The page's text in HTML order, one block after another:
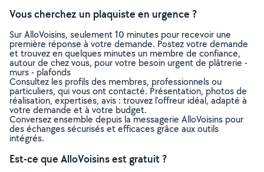
Vous cherchez un plaquiste en urgence ?
Sur AlloVoisins, seulement 10 minutes pour recevoir une
première réponse à votre demande. Postez votre demande
et trouvez en quelques minutes un membre de confiance,
autour de chez vous, pour votre besoin urgent de plâtrerie -
murs - plafonds
Consultez les profils des membres, professionnels ou
particuliers, qui vous ont contacté. Présentation, photos de
réalisation, expertises, avis : trouvez l'offreur idéal, adapté à
votre demande et à votre budget.
Conversez ensemble depuis la messagerie AlloVoisins pour
des échanges sécurisés et efficaces grâce aux outils
intégrés.
Est-ce que AlloVoisins est gratuit ?